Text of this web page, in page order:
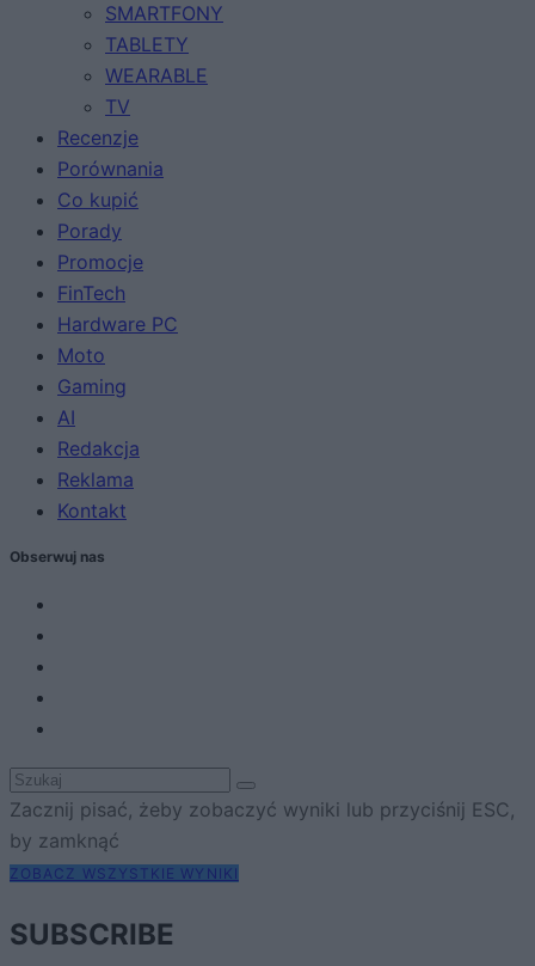
SMARTFONY
TABLETY
WEARABLE
TV
Recenzje
Porównania
Co kupić
Porady
Promocje
FinTech
Hardware PC
Moto
Gaming
AI
Redakcja
Reklama
Kontakt
Obserwuj nas
Zacznij pisać, żeby zobaczyć wyniki lub przyciśnij ESC,
by zamknąć
ZOBACZ WSZYSTKIE WYNIKI
SUBSCRIBE